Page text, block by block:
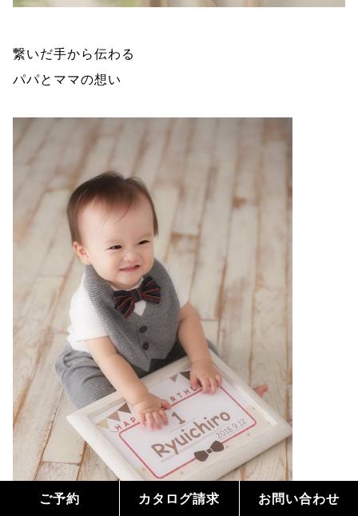
繋いだ手から伝わる
パパとママの想い
ご予約 カタログ請求 お問い合わせ